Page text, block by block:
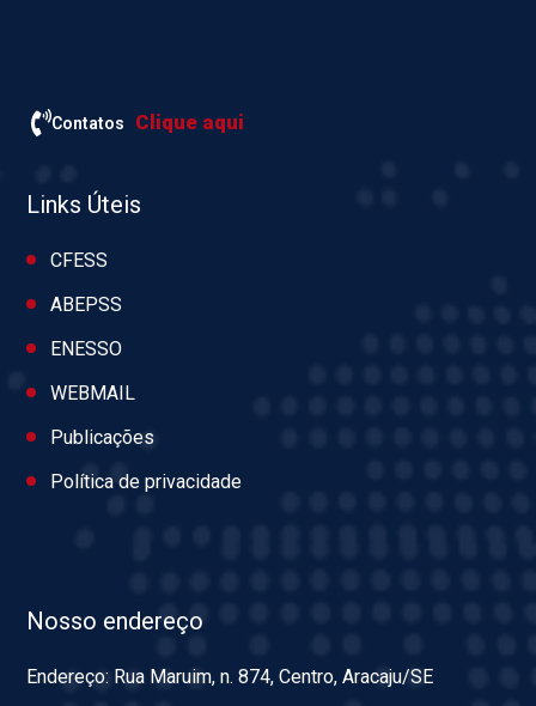
Contatos Clique aqui
Links Úteis
CFESS
ABEPSS
ENESSO
WEBMAIL
Publicações
Política de privacidade
Nosso endereço
Endereço: Rua Maruim, n. 874, Centro, Aracaju/SE